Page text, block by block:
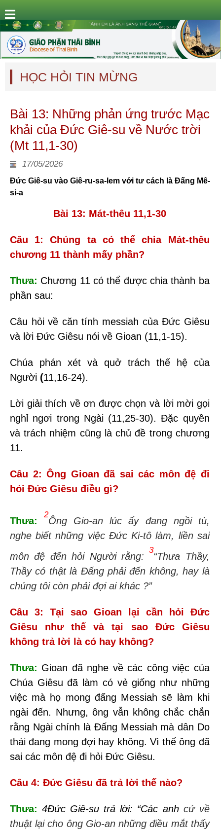
HỌC HỎI TIN MỪNG
Bài 13: Những phản ứng trước Mạc
khải của Đức Giê-su về Nước trời
(Mt 11,1-30)
17/05/2026
Đức Giê-su vào Giê-ru-sa-lem với tư cách là Đấng Mê-
si-a
Bài 13: Mát-thêu 11,1-30
Câu 1: Chúng ta có thể chia Mát-thêu
chương 11 thành mấy phần?
Thưa: Chương 11 có thể được chia thành ba
phần sau:
Câu hỏi về căn tính messiah của Đức Giêsu
và lời Đức Giêsu nói về Gioan (11,1-15).
Chúa phán xét và quở trách thế hệ của
Người (11,16-24).
Lời giải thích về ơn được chọn và lời mời gọi
nghỉ ngơi trong Ngài (11,25-30). Đặc quyền
và trách nhiệm cũng là chủ đề trong chương
11.
Câu 2: Ông Gioan đã sai các môn đệ đi
hỏi Đức Giêsu điều gì?
Thưa:
2
Ông Gio-an
lúc ấy đang ngồi tù,
nghe biết những việc Đức Ki-tô làm, liền sai
môn đệ đến hỏi Người rằng:
3
“Thưa Thầy,
Thầy có thật là Đấng phải đến không, hay là
chúng tôi còn phải đợi ai khác ?”
Câu 3: Tại sao Gioan lại cần hỏi Đức
Giêsu như thế và tại sao Đức Giêsu
không trả lời là có hay không?
Thưa: Gioan đã nghe về các công việc của
Chúa Giêsu đã làm có vẻ giống như những
việc mà họ mong đấng Messiah sẽ làm khi
ngài đến. Nhưng, ông vẫn không chắc chắn
rằng Ngài chính là Đấng Messiah mà dân Do
thái đang mong đợi hay không. Vì thế ông đã
sai các môn đệ đi hỏi Đức Giêsu.
Câu 4: Đức Giêsu đã trả lời thế nào?
Thưa: 4Đức Giê-su trả lời: “Các anhcứ về
thuật lại cho ông Gio-an những điều mắt thấy